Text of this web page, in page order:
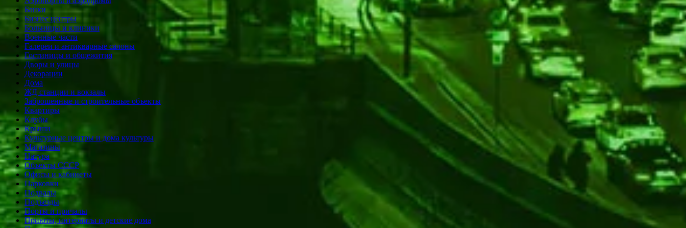
Банки
Бизнес центры
Больницы и клиники
Военные части
Галереи и антикварные салоны
Гостиницы и общежития
Дворы и улицы
Декорации
Дома
ЖД станции и вокзалы
Заброшенные и строительные объекты
Квартиры
Клубы
Крыши
Культурные центры и дома культуры
Магазины
Натура
Объекты СССР
Офисы и кабинеты
Парковки
Подвалы
Подъезды
Порты и причалы
Приюты, интернаты и детские дома